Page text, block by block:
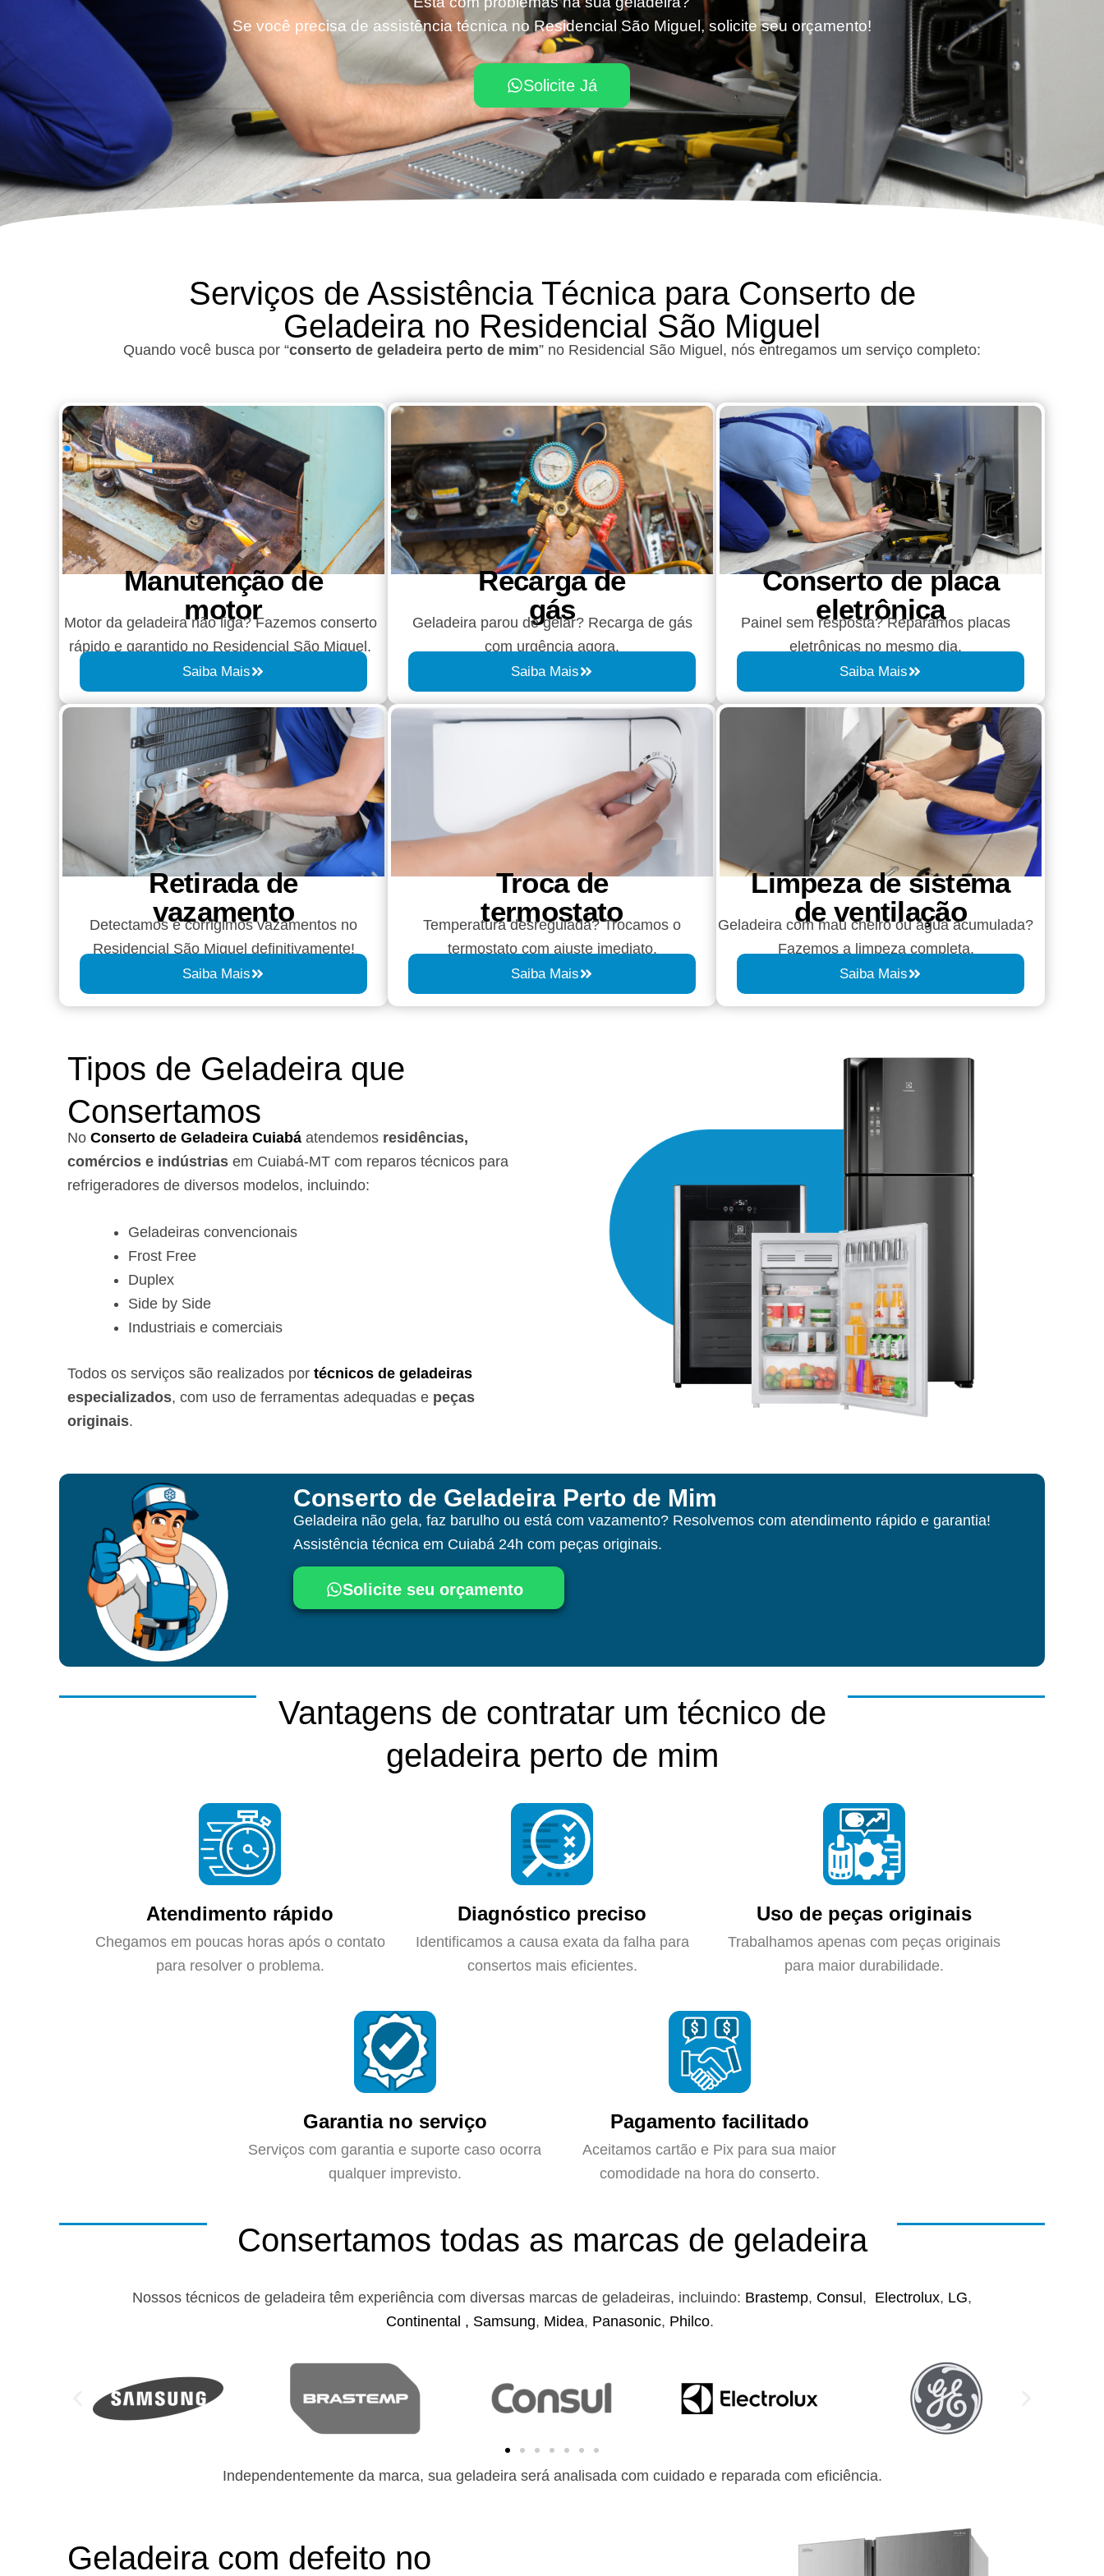
Se você precisa de assistência técnica no Residencial São Miguel, solicite seu orçamento!
Solicite Já
Serviços de Assistência Técnica para Conserto de
Geladeira no Residencial São Miguel
Quando você busca por “conserto de geladeira perto de mim” no Residencial São Miguel, nós entregamos um serviço completo:
Manutenção de
motor
Motor da geladeira não liga? Fazemos conserto
rápido e garantido no Residencial São Miguel.
Saiba Mais
Recarga de
gás
Geladeira parou de gelar? Recarga de gás
com urgência agora.
Saiba Mais
Conserto de placa
eletrônica
Painel sem resposta? Reparamos placas
eletrônicas no mesmo dia.
Saiba Mais
Retirada de
vazamento​​
Detectamos e corrigimos vazamentos no
Residencial São Miguel definitivamente!
Saiba Mais
Troca de
termostato
Temperatura desregulada? Trocamos o
termostato com ajuste imediato.
Saiba Mais
Limpeza de sistema
de ventilação
Geladeira com mau cheiro ou água acumulada?
Fazemos a limpeza completa.
Saiba Mais
Tipos de Geladeira que
Consertamos
No Conserto de Geladeira Cuiabá atendemos residências,
comércios e indústrias em Cuiabá-MT com reparos técnicos para
refrigeradores de diversos modelos, incluindo:
Geladeiras convencionais
Frost Free
Duplex
Side by Side
Industriais e comerciais
Todos os serviços são realizados por técnicos de geladeiras
especializados, com uso de ferramentas adequadas e peças
originais.
Conserto de Geladeira Perto de Mim
Geladeira não gela, faz barulho ou está com vazamento? Resolvemos com atendimento rápido e garantia!
Assistência técnica em Cuiabá 24h com peças originais.
Solicite seu orçamento
Vantagens de contratar um técnico de
geladeira perto de mim
Atendimento rápido
Chegamos em poucas horas após o contato
para resolver o problema.
Diagnóstico preciso
Identificamos a causa exata da falha para
consertos mais eficientes.
Uso de peças originais
Trabalhamos apenas com peças originais
para maior durabilidade.
Garantia no serviço
Serviços com garantia e suporte caso ocorra
qualquer imprevisto.
Pagamento facilitado
Aceitamos cartão e Pix para sua maior
comodidade na hora do conserto.
Consertamos todas as marcas de geladeira
Nossos técnicos de geladeira têm experiência com diversas marcas de geladeiras, incluindo: Brastemp, Consul , Electrolux, LG,
Continental , Samsung, Midea, Panasonic, Philco.
Independentemente da marca, sua geladeira será analisada com cuidado e reparada com eficiência.
Geladeira com defeito no